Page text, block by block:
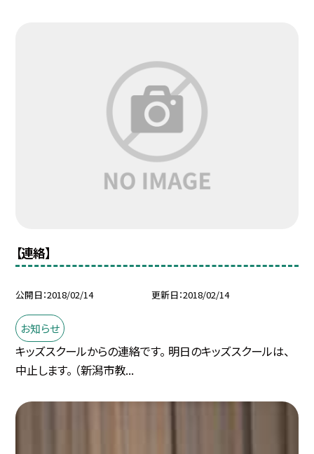
【連絡】
公開日 2018/02/14 更新日 2018/02/14
お知らせ
キッズスクールからの連絡です。 明日のキッズスクールは、
中止します。 （新潟市教...